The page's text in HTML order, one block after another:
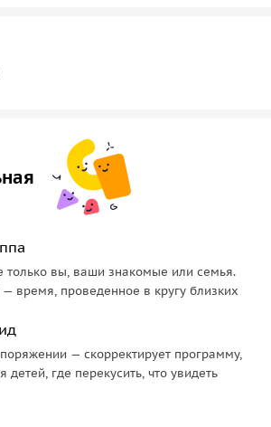
традиционный напиток,
в аутентичной лавке
возвращаться сюда вновь и
только вы, ваши знакомые или семья.
время, проведенное в кругу близких
— скорректирует программу,
детей, где перекусить, что увидеть